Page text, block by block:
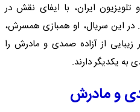
تلویزیون ایران، با ایفای نقش در
در این سریال، او همبازی همسرش،
از آزاده صمدی و مادرش را
به یکدیگر دارند.
و مادرش